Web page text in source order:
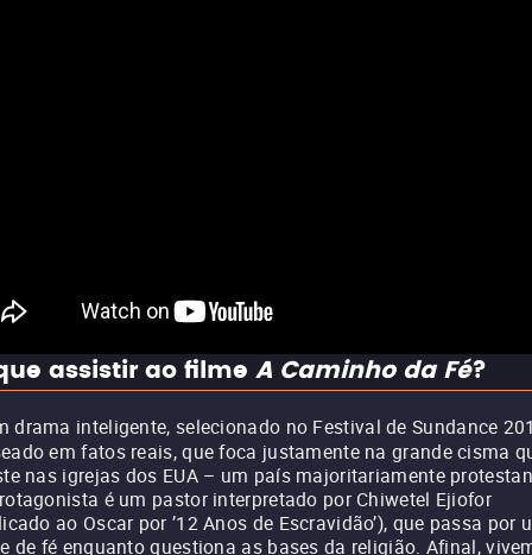
assistir ao filme A Caminho da Fé?
drama inteligente, selecionado no Festival de Sundance
em fatos reais, que foca justamente na grande cisma
nas igrejas dos EUA – um país majoritariamente
é um pastor interpretado por Chiwetel Ejiofor
ao Oscar por ’12 Anos de Escravidão’), que passa por
de fé enquanto questiona as bases da religião. Afinal,